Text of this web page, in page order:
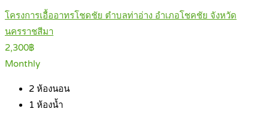
โครงการเอื้ออาทรโชดชัย ตำบลท่าอ่าง อำเภอโชคชัย จังหวัด
นครราชสีมา
2,300฿
Monthly
2 ห้องนอน
1 ห้องน้ำ